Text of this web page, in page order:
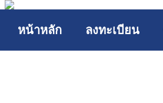
หน้าหลัก ลงทะเบียน